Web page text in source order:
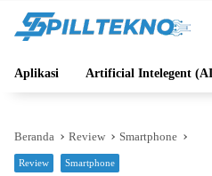
Aplikasi Artificial Intelegent
Beranda Review Smartphone
Review Smartphone